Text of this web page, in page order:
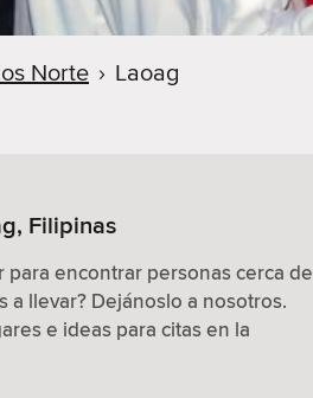
Norte › Laoag
Filipinas
para encontrar personas cerca de
a llevar? Dejánoslo a nosotros.
e ideas para citas en la